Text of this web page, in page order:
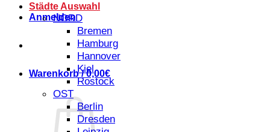
Anmelden
Warenkorb /0,00€
Städte Auswahl
NORD
Bremen
Hamburg
Hannover
Kiel
Rostock
OST
Berlin
Dresden